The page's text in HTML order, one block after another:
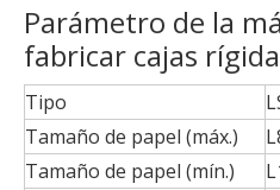
Parámetro de la
fabricar cajas
Tipo
Tamaño de papel (máx.)
Tamaño de papel (mín.)